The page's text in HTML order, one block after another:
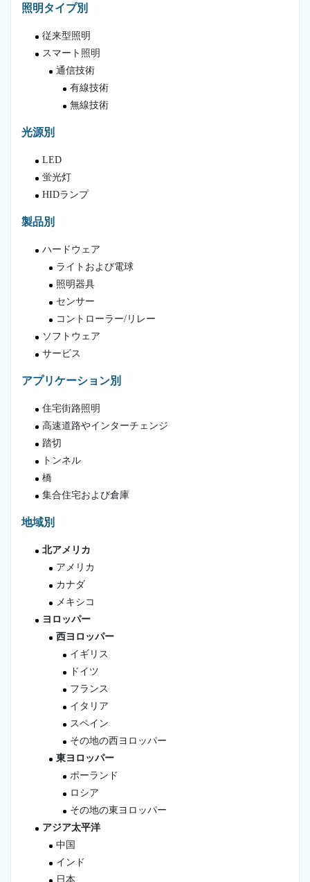
照明タイプ別
従来型照明
スマート照明
通信技術
有線技術
無線技術
光源別
LED
蛍光灯
HIDランプ
製品別
ハードウェア
ライトおよび電球
照明器具
センサー
コントローラー/リレー
ソフトウェア
サービス
アプリケーション別
住宅街路照明
高速道路やインターチェンジ
踏切
トンネル
橋
集合住宅および倉庫
地域別
北アメリカ
アメリカ
カナダ
メキシコ
ヨロッパー
西ヨロッパー
イギリス
ドイツ
フランス
イタリア
スペイン
その地の西ヨロッパー
東ヨロッパー
ポーランド
ロシア
その地の東ヨロッパー
アジア太平洋
中国
インド
日本